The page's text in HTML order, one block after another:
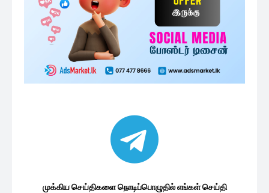
முக்கிய செய்திகளை நொடிப்பொழுதில் எங்கள் செய்தி